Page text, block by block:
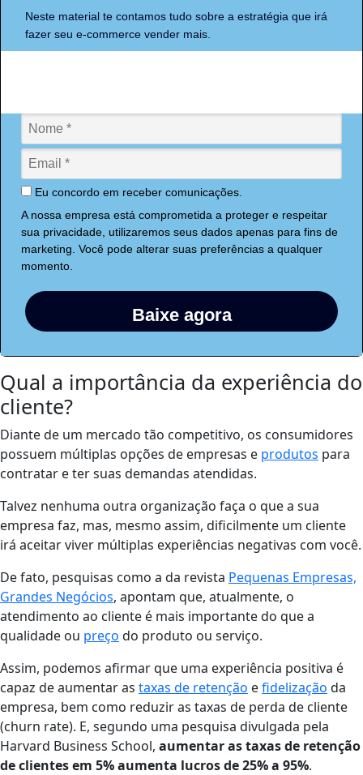
Neste material te contamos tudo sobre a estratégia que irá
fazer seu e-commerce vender mais.
Eu concordo em receber comunicações.
A nossa empresa está comprometida a proteger e respeitar
sua privacidade, utilizaremos seus dados apenas para fins de
marketing. Você pode alterar suas preferências a qualquer
momento.
Baixe agora
Qual a importância da experiência do
cliente?
Diante de um mercado tão competitivo, os consumidores
possuem múltiplas opções de empresas e produtos para
contratar e ter suas demandas atendidas.
Talvez nenhuma outra organização faça o que a sua
empresa faz, mas, mesmo assim, dificilmente um cliente
irá aceitar viver múltiplas experiências negativas com você.
De fato, pesquisas como a da revista Pequenas Empresas,
Grandes Negócios, apontam que, atualmente, o
atendimento ao cliente é mais importante do que a
qualidade ou preço do produto ou serviço.
Assim, podemos afirmar que uma experiência positiva é
capaz de aumentar as taxas de retenção efidelização da
empresa, bem como reduzir as taxas de perda de cliente
(churn rate). E, segundo uma pesquisa divulgada pela
Harvard Business School, aumentar as taxas de retenção
de clientes em 5%aumenta lucros de25% a 95%.